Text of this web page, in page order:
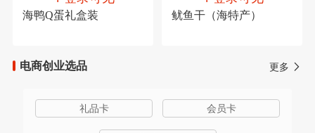
海鸭Q蛋礼盒装 鱿鱼干（海特产）
电商创业选品 更多
礼品卡 会员卡